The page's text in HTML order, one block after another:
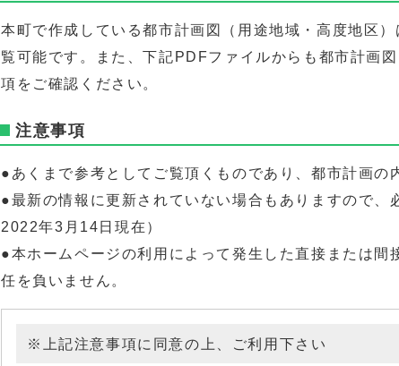
本町で作成している都市計画図（用途地域・高度地区
覧可能です。また、下記PDFファイルからも都市計画
項をご確認ください。
注意事項
●あくまで参考としてご覧頂くものであり、都市計画の
●最新の情報に更新されていない場合もありますので、
2022年3月14日現在）
●本ホームページの利用によって発生した直接または間
任を負いません。
※上記注意事項に同意の上、ご利用下さい